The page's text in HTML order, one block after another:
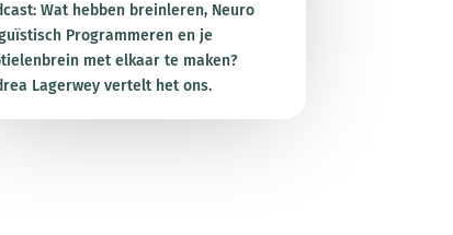
Wat hebben breinleren, Neuro
Programmeren en je
met elkaar te maken?
Lagerwey vertelt het ons.